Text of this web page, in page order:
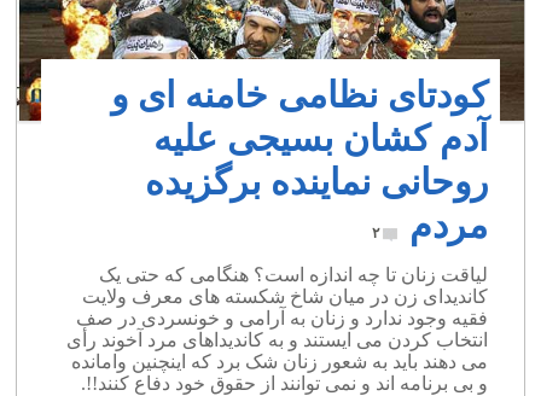
کودتای نظامی خامنه ای و
آدم کشان بسیجی علیه
روحانی نماینده برگزیده
مردم
۲
لیاقت زنان تا چه اندازه است؟ هنگامی که حتی یک
کاندیدای زن در میان شاخ شکسته های معرف ولایت
فقیه وجود ندارد و زنان به آرامی و خونسردی در صف
انتخاب کردن می ایستند و به کاندیداهای مرد آخوند رأی
می دهند باید به شعور زنان شک برد که اینچنین وامانده
و بی برنامه اند و نمی توانند از حقوق خود دفاع کنند!!.